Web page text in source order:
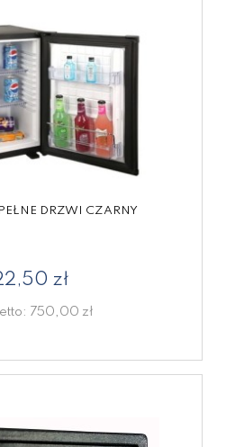
DRZWI CZARNY
zł
750,00 zł